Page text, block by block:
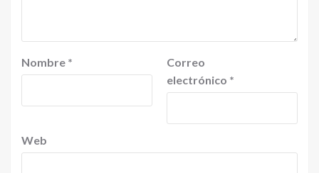
Nombre *
Correo
electrónico *
Web